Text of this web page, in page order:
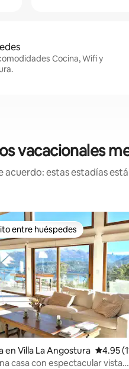
Cocina, Wifi y
vacacionales
acuerdo: estas estadías
5 de 5, 6 reseñas
entre huéspedes
entre huéspedes
en Villa La Angostura
4.95
casa con espectacular vista